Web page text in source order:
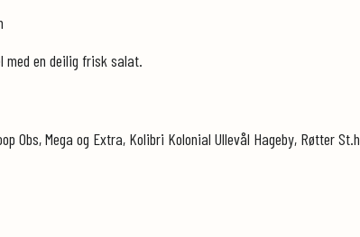
med en deilig frisk salat.
Obs, Mega og Extra, Kolibri Kolonial Ullevål Hageby, Røtter